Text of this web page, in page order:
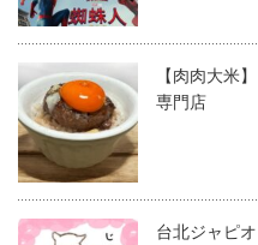
【肉肉大米
専門店
台北ジャピ